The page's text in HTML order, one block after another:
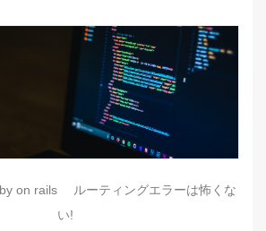
on rails ルーティングエラーは怖くな
い!